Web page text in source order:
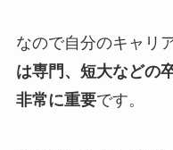
なので自分のキャリ
は専門、短大などの
非常に重要です。